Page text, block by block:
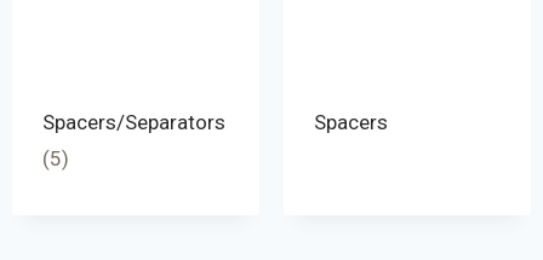
Spacers/Separators
(5)
Spacers